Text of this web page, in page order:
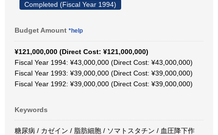
Completed (Fiscal Year 1994)
Budget Amount *help
¥121,000,000 (Direct Cost: ¥121,000,000)
Fiscal Year 1994: ¥43,000,000 (Direct Cost: ¥43,000,000)
Fiscal Year 1993: ¥39,000,000 (Direct Cost: ¥39,000,000)
Fiscal Year 1992: ¥39,000,000 (Direct Cost: ¥39,000,000)
Keywords
糖尿病 / カゼイン / 脂肪細胞 / ソマトスタチン / 血圧降下作